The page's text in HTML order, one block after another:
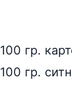
100 гр.
100 гр.